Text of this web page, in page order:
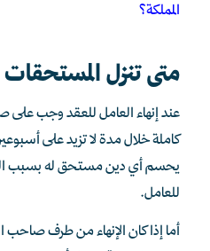
المملكة؟
متى تنزل
عند إنهاء العامل للعقد وجب
كاملة خلال مدة لا تزيد على
يحسم أي دين مستحق له بسبب
للعامل.
أما إذا كان الإنهاء من طرف